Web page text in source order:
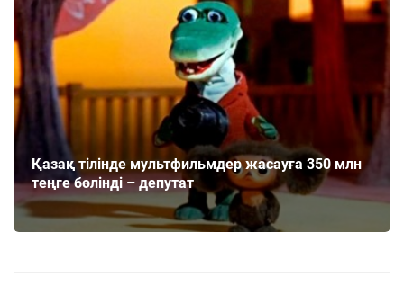
Қазақ тілінде мультфильмдер жасауға 350 млн
теңге бөлінді – депутат